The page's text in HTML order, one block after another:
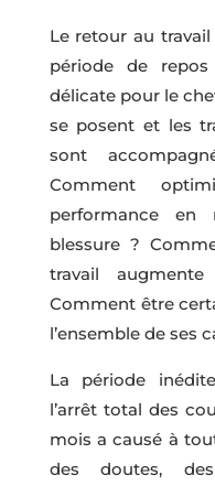
Le retour au
période de
délicate pour le
se posent et les
sont
Comment
performance
blessure ?
travail
Comment être
l’ensemble de ses
La période
l’arrêt total des
mois a causé à
des doutes,